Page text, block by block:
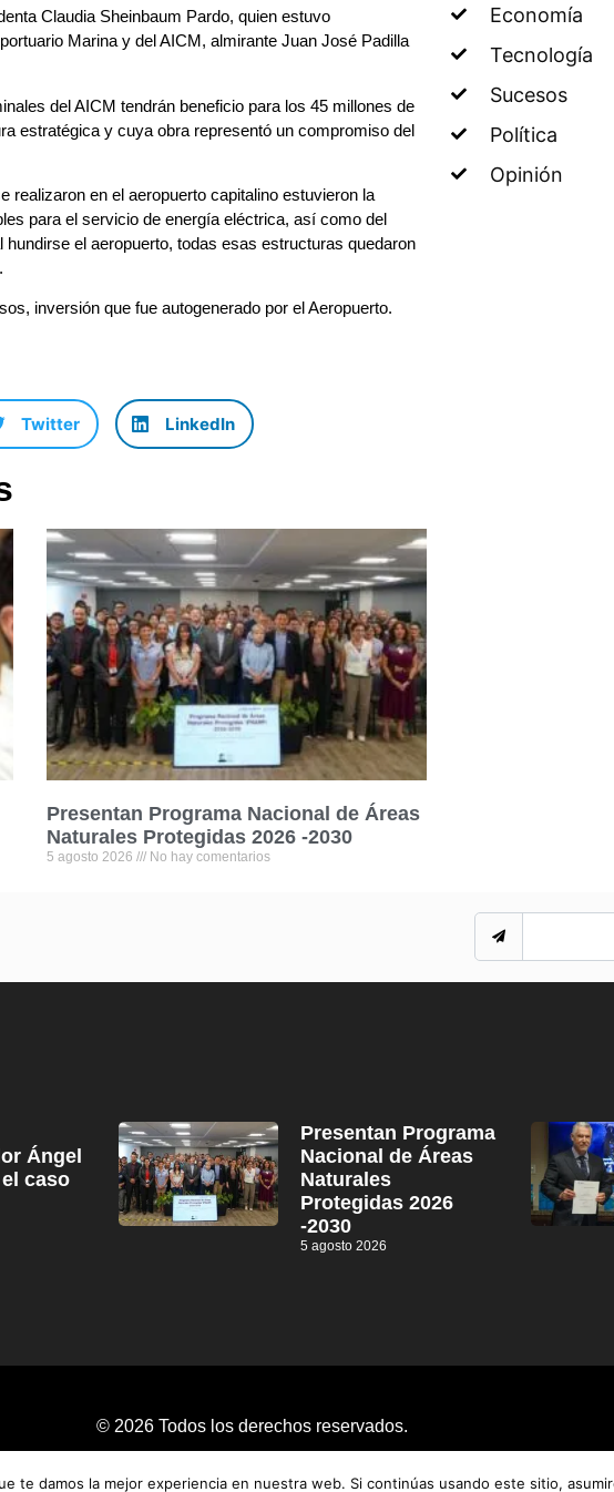
Claudia Sheinbaum Pardo, quien estuvo
Marina y del AICM, almirante Juan José Padilla
del AICM tendrán beneficio para los 45 millones de
estratégica y cuya obra representó un compromiso del
realizaron en el aeropuerto capitalino estuvieron la
para el servicio de energía eléctrica, así como del
hundirse el aeropuerto, todas esas estructuras quedaron
inversión que fue autogenerado por el Aeropuerto.
Twitter LinkedIn
Presentan Programa Nacional de Áreas
Naturales Protegidas 2026 -2030
5 agosto 2026 No hay comentarios
Economía
Tecnología
Sucesos
Política
Opinión
Ángel
caso
Presentan Programa
Nacional de Áreas
Naturales
Protegidas 2026
-2030
5 agosto 2026
© 2026 Todos los derechos reservados.
te damos la mejor experiencia en nuestra web. Si continúas usando este sitio,